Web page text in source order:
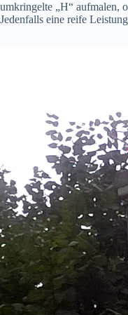
umkringelte „H“ aufmalen,
Jedenfalls eine reife